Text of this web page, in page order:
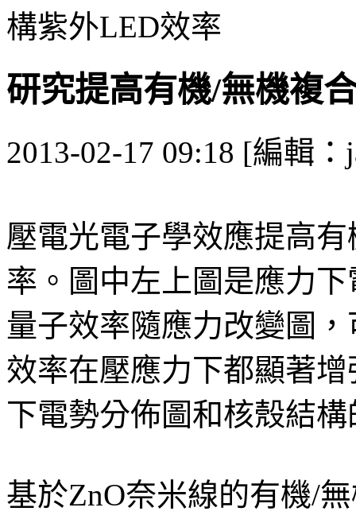
構紫外LED效率
研究提高有機/無機複
2013-02-17 09:18 [編輯：
壓電光電子學效應提高
率。圖中左上圖是應力
量子效率隨應力改變圖
效率在壓應力下都顯著
下電勢分佈圖和核殼結
基於ZnO奈米線的有機/